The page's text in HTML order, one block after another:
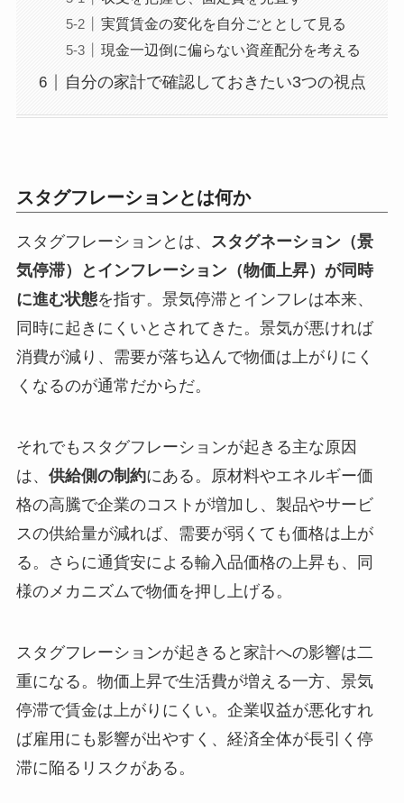
実質賃金の変化を自分ごととして見る
現金一辺倒に偏らない資産配分を考える
自分の家計で確認しておきたい3つの視点
スタグフレーションとは何か
スタグフレーションとは、 スタグネーション（景
気停滞）とインフレーション（物価上昇）が同時
に進む状態を指す。景気停滞とインフレは本来、
同時に起きにくいとされてきた。景気が悪ければ
消費が減り、需要が落ち込んで物価は上がりにく
くなるのが通常だからだ。
それでもスタグフレーションが起きる主な原因
は、 供給側の制約にある。原材料やエネルギー価
格の高騰で企業のコストが増加し、製品やサービ
スの供給量が減れば、需要が弱くても価格は上が
る。さらに通貨安による輸入品価格の上昇も、同
様のメカニズムで物価を押し上げる。
スタグフレーションが起きると家計への影響は二
重になる。物価上昇で生活費が増える一方、景気
停滞で賃金は上がりにくい。企業収益が悪化すれ
ば雇用にも影響が出やすく、経済全体が長引く停
滞に陥るリスクがある。